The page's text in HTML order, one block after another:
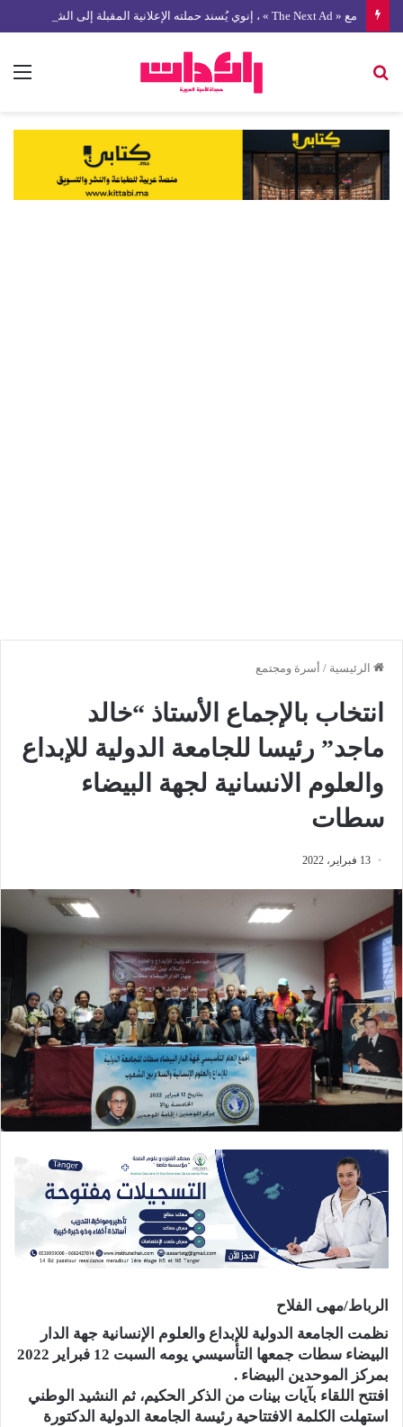
الرئيسية / أسرة ومجتمع
انتخاب بالإجماع الأستاذ “خالد
ماجد” رئيسا للجامعة الدولية للإبداع
والعلوم الانسانية لجهة البيضاء
سطات
13 فبراير، 2022
الرباط/مهى الفلاح
نظمت الجامعة الدولية للإبداع والعلوم الإنسانية جهة الدار
البيضاء سطات جمعها التأسيسي يومه السبت 12 فبراير 2022
بمركز الموحدين البيضاء .
افتتح اللقاء بآيات بينات من الذكر الحكيم، ثم النشيد الوطني
استهلت الكلمة الافتتاحية رئيسة الجامعة الدولية الدكتورة